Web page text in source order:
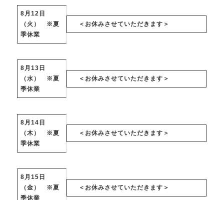
8月12日
（火） ※夏
季休業
＜お休みさせていただきます＞
8月13日
（水） ※夏
季休業
＜お休みさせていただきます＞
8月14日
（木） ※夏
季休業
＜お休みさせていただきます＞
8月15日
（金） ※夏
季休業
＜お休みさせていただきます＞